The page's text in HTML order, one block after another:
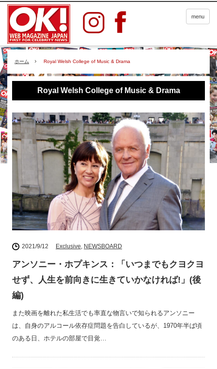
menu
ホーム Royal Welsh College of Music & Drama
Royal Welsh College of Music & Drama
2021/9/12 Exclusive, NEWSBOARD
アンソニー・ホプキンス：「いつまでもクヨクヨ
せず、人生を前向きに生きていかなければ!」(後
編)
また映画を離れた私生活でも率直な物言いで知られるアンソニー
は、自身のアルコール依存症問題を告白しているが、1970年半ば頃
のある日、ホテルの部屋で目覚…